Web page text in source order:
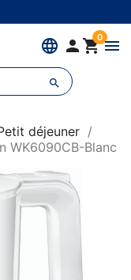
language  0menu

déjeuner
WK6090CB-Blanc